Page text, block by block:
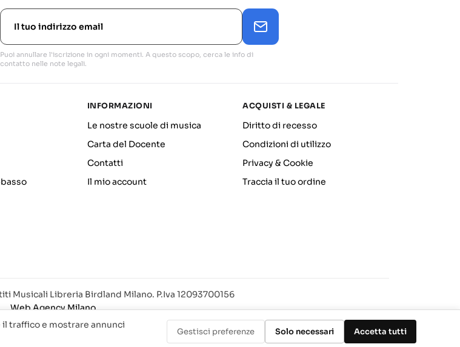
Puoi annullare l'iscrizione in ogni momenti. A questo scopo, cerca le info di
contatto nelle note legali.
INFORMAZIONI
Le nostre scuole di musica
Carta del Docente
Contatti
Il mio account
ACQUISTI & LEGALE
Diritto di recesso
Condizioni di utilizzo
Privacy & Cookie
Traccia il tuo ordine
Musicali Libreria Birdland Milano. P.Iva 12093700156
Web Agency Milano
traffico e mostrare annunci
Gestisci preferenze Solo necessari Accetta tutti